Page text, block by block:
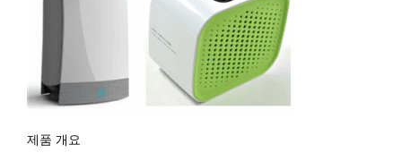
제품 개요